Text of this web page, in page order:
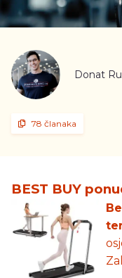
Donat
78 članaka
BEST BUY